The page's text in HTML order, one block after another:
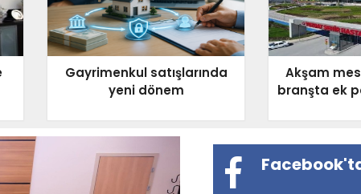
Gayrimenkul satışlarında
yeni dönem
Akşam
branşta ek
EKONOMİ